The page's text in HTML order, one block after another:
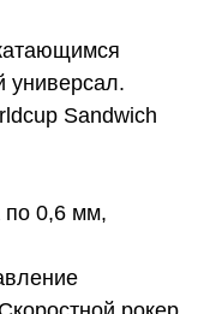
Sandwich
по 0,6 мм,